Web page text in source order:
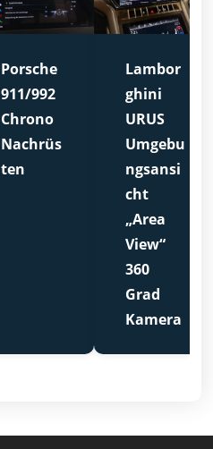
Porsche
911/992
Chrono
Nachrüs
ten
Lambor
ghini
URUS
Umgebu
ngsansi
cht
„Area
View“
360
Grad
Kamera